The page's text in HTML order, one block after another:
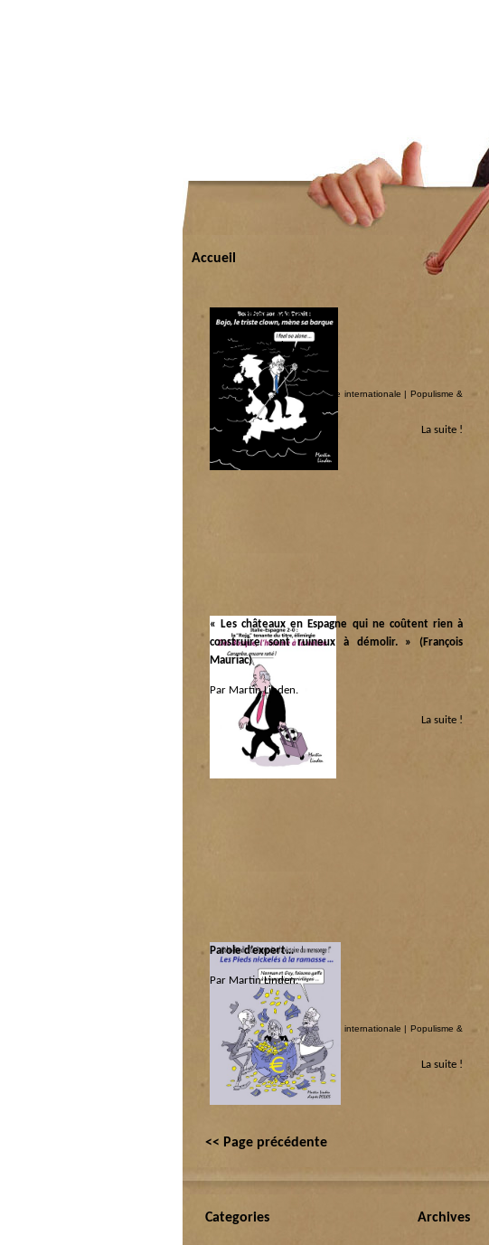
Accueil
Home, fleet, home…
Par Martin Linden.
Catégorie :
Les coquins d’abord
|Politique internationale | Populisme &
La suite !
« Les châteaux en Espagne qui ne coûtent rien à
construire sont ruineux à démolir. » (François
Mauriac)
Par Martin Linden.
Catégorie :
Panem et circenses
La suite !
Parole d’expert…
Par Martin Linden.
Catégorie :
Les coquins d'abord |Politique internationale | Populisme &
populo
La suite !
<< Page précédente
Categories Archives